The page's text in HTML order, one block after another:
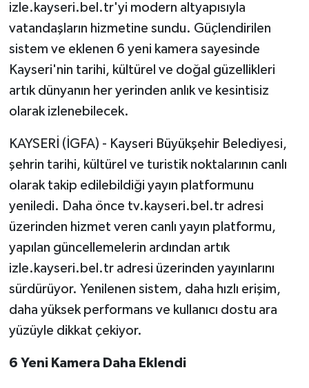
izle.kayseri.bel.tr'yi modern altyapısıyla
vatandaşların hizmetine sundu. Güçlendirilen
sistem ve eklenen 6 yeni kamera sayesinde
Kayseri'nin tarihi, kültürel ve doğal güzellikleri
artık dünyanın her yerinden anlık ve kesintisiz
olarak izlenebilecek.
KAYSERİ (İGFA) - Kayseri Büyükşehir Belediyesi,
şehrin tarihi, kültürel ve turistik noktalarının canlı
olarak takip edilebildiği yayın platformunu
yeniledi. Daha önce tv.kayseri.bel.tr adresi
üzerinden hizmet veren canlı yayın platformu,
yapılan güncellemelerin ardından artık
izle.kayseri.bel.tr adresi üzerinden yayınlarını
sürdürüyor. Yenilenen sistem, daha hızlı erişim,
daha yüksek performans ve kullanıcı dostu ara
yüzüyle dikkat çekiyor.
6 Yeni Kamera Daha Eklendi